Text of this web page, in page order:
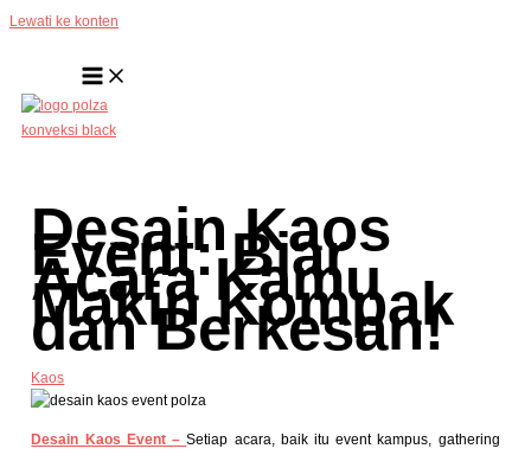
Lewati ke konten
Desain Kaos
Event: Biar
Acara Kamu
Makin Kompak
dan Berkesan!
Kaos
Desain Kaos Event – Setiap acara, baik itu event kampus, gathering